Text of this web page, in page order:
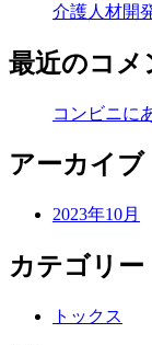
介護人材開
最近のコメ
コンビニに
アーカイブ
2023年10月
カテゴリー
トックス